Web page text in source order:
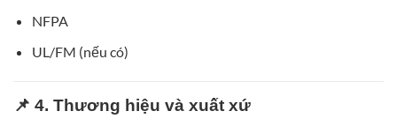
NFPA
UL/FM (nếu có)
📌 4. Thương hiệu và xuất xứ